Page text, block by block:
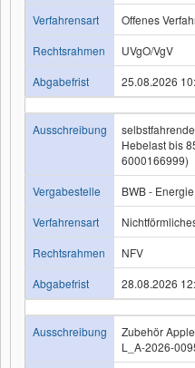
Verfahrensart
Offenes
Rechtsrahmen
UVgO/VgV
Abgabefrist
25.08.2026
Ausschreibung
Hebelast bis
6000166999)
Vergabestelle
BWB -
Verfahrensart
Rechtsrahmen
NFV
Abgabefrist
28.08.2026
Ausschreibung
Zubehör
L_A-2026-